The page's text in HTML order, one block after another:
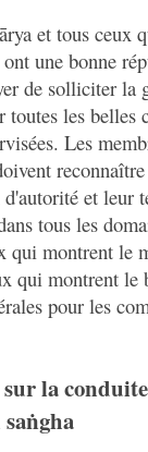
et tous ceux
une bonne
de solliciter la
toutes les belles
Les
et leur
tous les
qui montrent le
qui montrent le
pour les
la